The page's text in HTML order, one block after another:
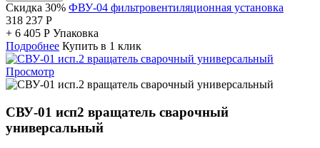
Скидка 30% ФВУ-04 фильтровентиляционная установка
318 237 Р
+ 6 405 Р Упаковка
Подробнее Купить в 1 клик
Просмотр
СВУ-01 исп2 вращатель сварочный
универсальный